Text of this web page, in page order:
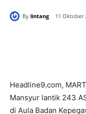
By lintang 11 Oktober
Headline9.com,
Mansyur lantik 243
di Aula Badan